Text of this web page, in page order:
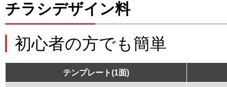
チラシデザイン料
初心者の方でも簡単
テンプレート(1面)